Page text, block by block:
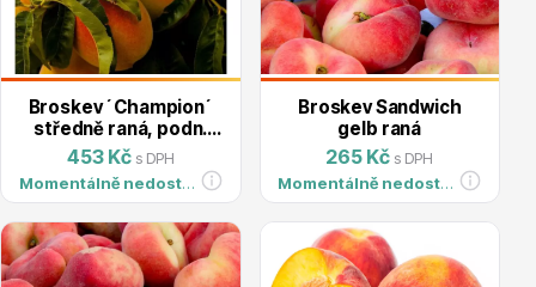
Ovocné stromy
Okrasné trávy
Broskev ´Champion´
středně raná, podn.
GF677, prostok.
453 Kč s DPH
Momentálně nedostupné
Broskev Sandwich
gelb raná
265 Kč s DPH
Momentálně nedostupné